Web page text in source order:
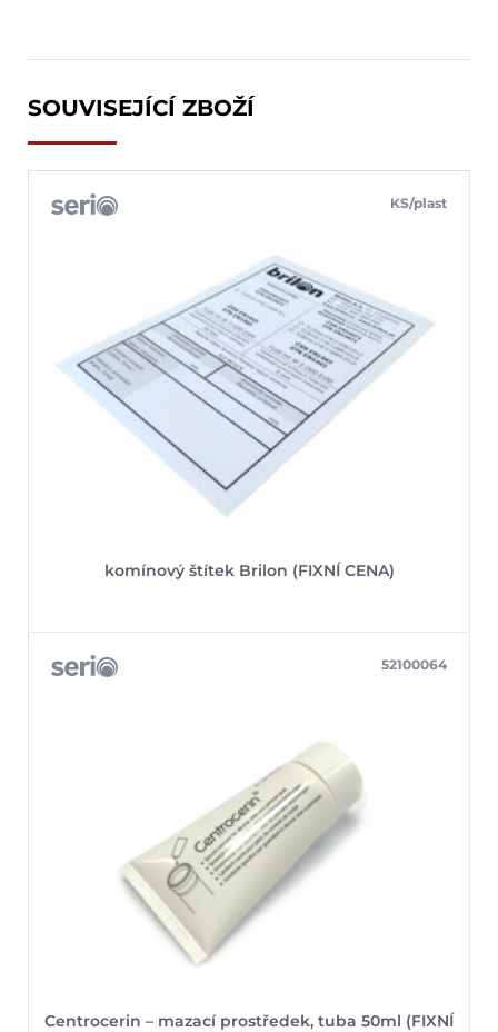
SOUVISEJÍCÍ ZBOŽÍ
komínový štítek Brilon (FIXNÍ CENA)
KS/plast
Centrocerin – mazací prostředek, tuba 50ml (FIXNÍ
52100064